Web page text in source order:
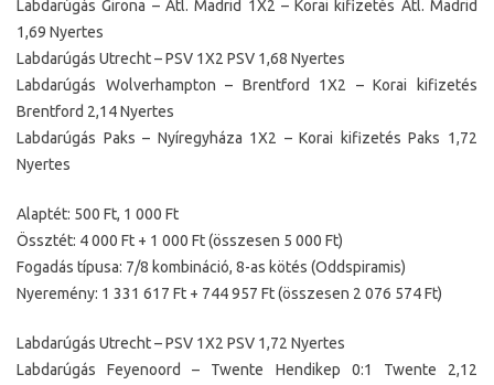
Labdarúgás Girona – Atl. Madrid 1X2 – Korai kifizetés Atl. Madrid
1,69 Nyertes
Labdarúgás Utrecht – PSV 1X2 PSV 1,68 Nyertes
Labdarúgás Wolverhampton – Brentford 1X2 – Korai kifizetés
Brentford 2,14 Nyertes
Labdarúgás Paks – Nyíregyháza 1X2 – Korai kifizetés Paks 1,72
Nyertes
Alaptét: 500 Ft, 1 000 Ft
Össztét: 4 000 Ft + 1 000 Ft (összesen 5 000 Ft)
Fogadás típusa: 7/8 kombináció, 8-as kötés (Oddspiramis)
Nyeremény: 1 331 617 Ft + 744 957 Ft (összesen 2 076 574 Ft)
Labdarúgás Utrecht – PSV 1X2 PSV 1,72 Nyertes
Labdarúgás Feyenoord – Twente Hendikep 0:1 Twente 2,12